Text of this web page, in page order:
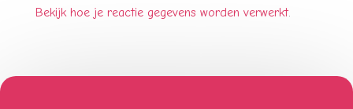
Bekijk hoe je reactie gegevens worden verwerkt.